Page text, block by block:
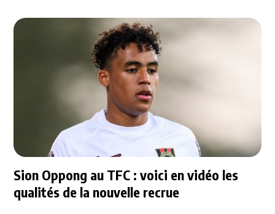
Sion Oppong au TFC : voici en vidéo les
qualités de la nouvelle recrue